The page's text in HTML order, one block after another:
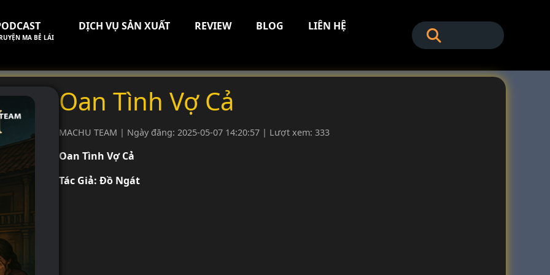
MA BẺ LÁI
DỊCH VỤ SẢN XUẤT REVIEW BLOG LIÊN HỆ
Oan Tình Vợ Cả
MACHU TEAM | Ngày đăng: 2025-05-07 14:20:57 | Lượt xem: 333
Oan Tình Vợ Cả
Tác Giả: Đồ Ngát